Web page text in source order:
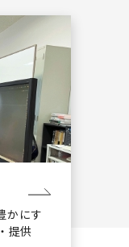
かにす
提供